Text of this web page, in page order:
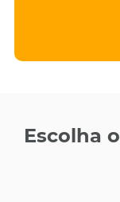
Escolha